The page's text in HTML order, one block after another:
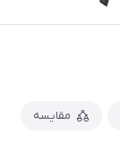
مقایسه